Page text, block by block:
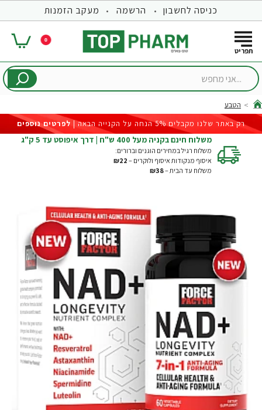
כניסה לחשבון הרשמה מעקב הזמנות
0
...אני
home
הטבע
רק באתר שלנו מקבלים 5% הנחה על הקנייה הבאה |
לפרטים נוספים
משלוח חינם בקניה מעל 400 ש"ח | דרך איפוסט עד 5 ק"ג
משלוח רגיל במחירים הוגנים וברורים:
איסוף מנקודות איסוף ולוקרים – ₪22
משלוח עד הבית –₪38